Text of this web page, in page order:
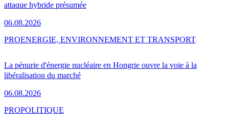
attaque hybride présumée
06.08.2026
La pénurie d'énergie nucléaire en Hongrie ouvre la voie à la
libéralisation du marché
06.08.2026
PROENERGIE, ENVIRONNEMENT ET TRANSPORT
PROPOLITIQUE